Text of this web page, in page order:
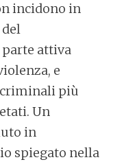
incidono in
attiva
e
più
Un
in
spiegato nella